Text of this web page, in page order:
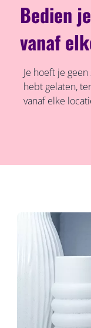
Bedien
vanaf
Je hoeft je
hebt gelaten,
vanaf elke